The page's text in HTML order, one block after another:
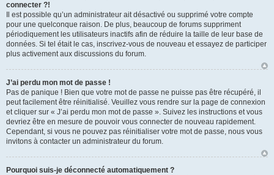
connecter ?!
Il est possible qu’un administrateur ait désactivé ou supprimé votre compte
pour une quelconque raison. De plus, beaucoup de forums suppriment
périodiquement les utilisateurs inactifs afin de réduire la taille de leur base de
données. Si tel était le cas, inscrivez-vous de nouveau et essayez de participer
plus activement aux discussions du forum.
J’ai perdu mon mot de passe !
Pas de panique ! Bien que votre mot de passe ne puisse pas être récupéré, il
peut facilement être réinitialisé. Veuillez vous rendre sur la page de connexion
et cliquer sur « J’ai perdu mon mot de passe ». Suivez les instructions et vous
devriez être en mesure de pouvoir vous connecter de nouveau rapidement.
Cependant, si vous ne pouvez pas réinitialiser votre mot de passe, nous vous
invitons à contacter un administrateur du forum.
Pourquoi suis-je déconnecté automatiquement ?